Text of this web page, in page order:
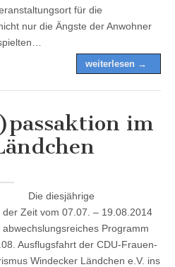
für die
nur die Ängste der Anwohner
weiterlesen →
im
Die diesjährige
Zeit vom 07.07. – 19.08.2014
Programm
Ausflugsfahrt der CDU-Frauen-
Windecker Ländchen e.V. ins